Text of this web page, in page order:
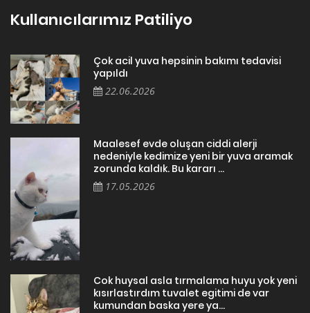
Kullanıcılarımız Patiliyo
Çok acil yuva hepsinin bakımı tedavisi
yapıldı
22.06.2026
Maalesef evde oluşan ciddi alerji
nedeniyle kedimize yeni bir yuva aramak
zorunda kaldık. Bu kararı ...
17.05.2026
Cok huysal asla tırmalama huyu yok yeni
kısırlastırdım tuvalet egitimi de var
kumundan baska yere ya...